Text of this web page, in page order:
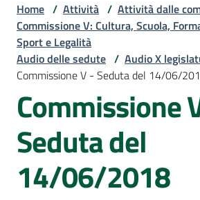
Assemblea
Attività
Home / Attività / Attività dalle
Commissione V: Cultura, Scuola,
Sport e Legalità
Audio delle sedute / Audio X
Commissione V - Seduta del 14/06/
Commissione
Seduta del
14/06/2018